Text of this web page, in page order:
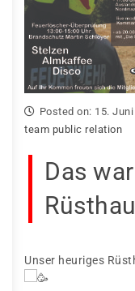
Posted on: 15.
team public relation
Das
Unser heuriges